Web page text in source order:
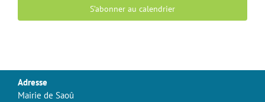
S’abonner au calendrier
Adresse
Mairie de Saoû